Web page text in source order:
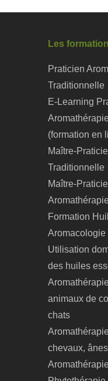
Les
Praticien
Traditionnelle
E-Learning
(formation en
Maître-
Traditionnelle
Maître-
Formation
Aromacologie
Utilisation
des huiles
animaux de
chats
chevaux,